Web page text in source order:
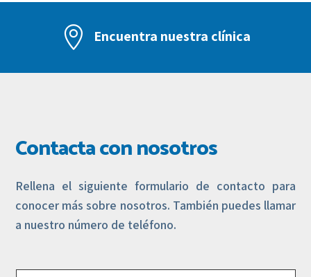
 Encuentra nuestra clínica
Contacta con nosotros
Rellena el siguiente formulario de contacto para
conocer más sobre nosotros. También puedes llamar
a nuestro número de teléfono.